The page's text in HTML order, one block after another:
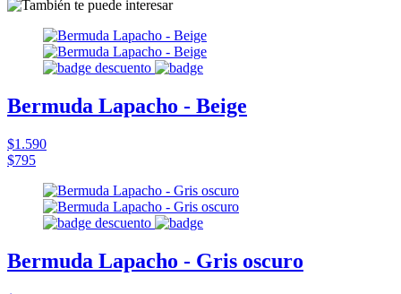
Bermuda Lapacho - Beige
$1.590
$795
Bermuda Lapacho - Gris oscuro